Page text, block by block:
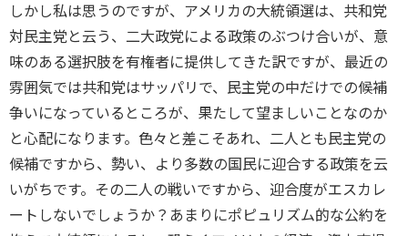
しかし私は思うのですが、アメリカの大統領選は、共和党
対民主党と云う、二大政党による政策のぶつけ合いが、意
味のある選択肢を有権者に提供してきた訳ですが、最近の
雰囲気では共和党はサッパリで、民主党の中だけでの候補
争いになっているところが、果たして望ましいことなのか
と心配になります。色々と差こそあれ、二人とも民主党の
候補ですから、勢い、より多数の国民に迎合する政策を云
いがちです。その二人の戦いですから、迎合度がエスカレ
ートしないでしょうか？あまりにポピュリズム的な公約を